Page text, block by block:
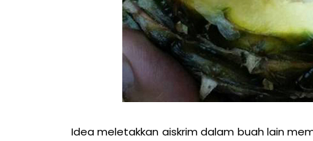
Idea meletakkan aiskrim dalam buah lain